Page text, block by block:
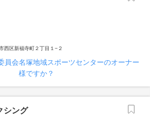
西区新福寺町２丁目１−２
会名塚地域スポーツセンターのオーナー
様ですか？
シング